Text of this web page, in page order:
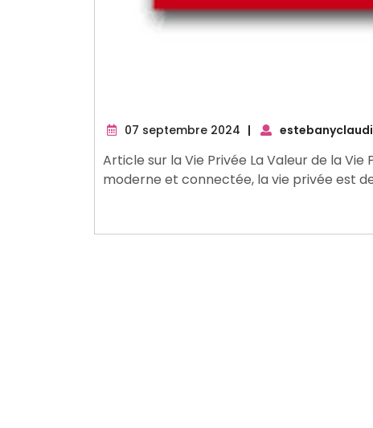
07 septembre 2024 07
2024
|
Article sur la Vie Privée La Valeur de la
moderne et connectée, la vie privée est